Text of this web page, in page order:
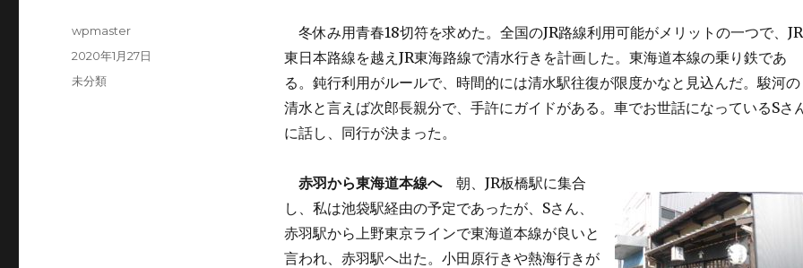
冬休み用青春18切符を求めた。全国のJR路線利用可能がメリットの一つで、JR
東日本路線を越えJR東海路線で清水行きを計画した。東海道本線の乗り鉄であ
る。鈍行利用がルールで、時間的には清水駅往復が限度かなと見込んだ。駿河の
清水と言えば次郎長親分で、手許にガイドがある。車でお世話になっているSさ
に話し、同行が決まった。
赤羽から東海道本線へ朝、JR板橋駅に集合
し、私は池袋駅経由の予定であったが、Sさん、
赤羽駅から上野東京ラインで東海道本線が良いと
言われ、赤羽駅へ出た。小田原行きや熱海行きが
投
wpmaster
投
稿
2020年1月27日
カ
未分類